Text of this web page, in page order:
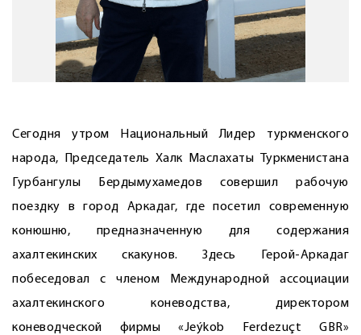
Сегодня утром Национальный Лидер туркменского
народа, Председатель Халк Маслахаты Туркменистана
Гурбангулы Бердымухамедов совершил рабочую
поездку в город Аркадаг, где посетил современную
конюшню, предназначенную для содержания
ахалтекинских скакунов. Здесь Герой-Аркадаг
побеседовал с членом Международной ассоциации
ахалтекинского коневодства, директором
коневодческой фирмы «Jeýkob Ferdezuçt GBR»